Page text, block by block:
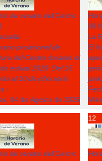
de verano del Centro
provisional de
del Centro durante el
estival 2026: Del 15
al 10 de julio será
:
04 de Agosto de 2026
La
El
de verano del Centro
12